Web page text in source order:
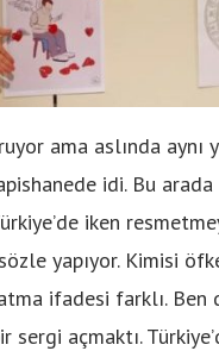
ama aslında
idi. Bu
iken
yapıyor. Kimisi
ifadesi farklı.
sergi açmaktı.